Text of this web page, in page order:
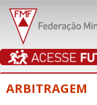
ARBITRAGEM